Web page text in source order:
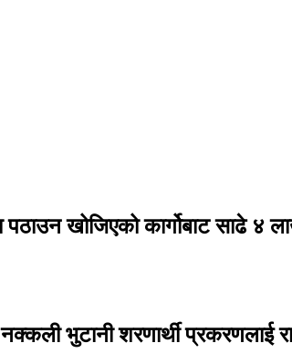
खोजिएको कार्गोबाट साढे ४
भुटानी शरणार्थी प्रकरणलाई